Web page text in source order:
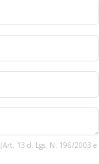
13 d. Lgs. N. 196/2003 e